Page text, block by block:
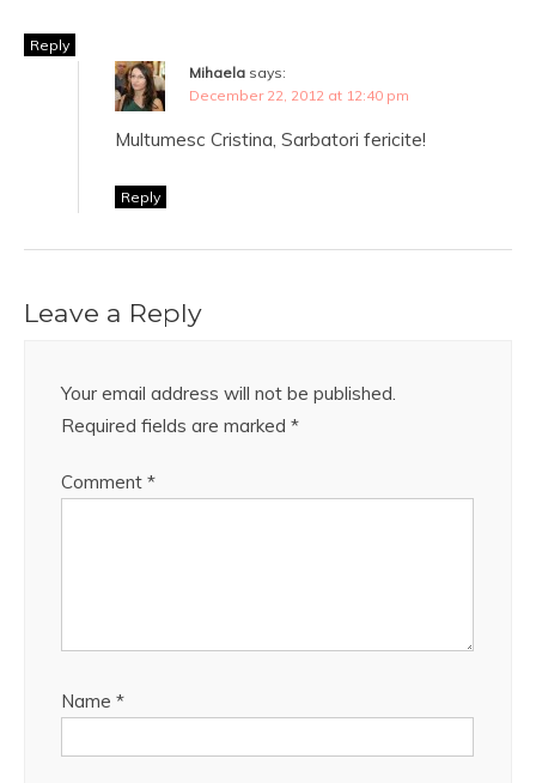
Reply
Mihaela says:
December 22, 2012 at 12:40 pm
Multumesc Cristina, Sarbatori fericite!
Reply
Leave a Reply
Your email address will not be published.
Required fields are marked *
Comment *
Name *